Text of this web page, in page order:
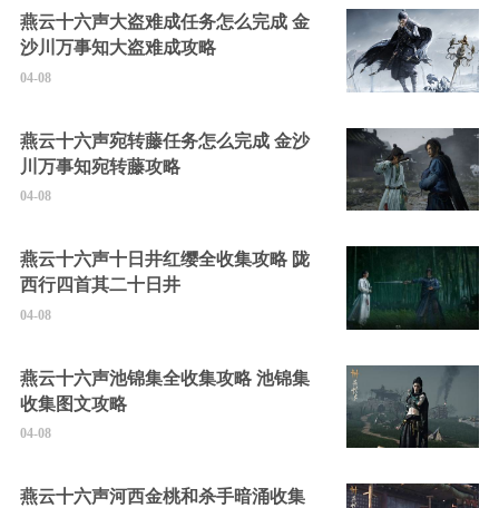
燕云十六声大盗难成任务怎么完成 金
沙川万事知大盗难成攻略
04-08
燕云十六声宛转藤任务怎么完成 金沙
川万事知宛转藤攻略
04-08
燕云十六声十日井红缨全收集攻略 陇
西行四首其二十日井
04-08
燕云十六声池锦集全收集攻略 池锦集
收集图文攻略
04-08
燕云十六声河西金桃和杀手暗涌收集